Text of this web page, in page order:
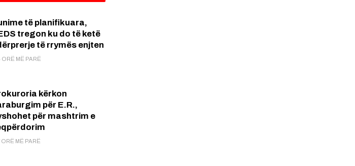
të planifikuara,
tregon ku do të ketë
të rrymës enjten
MË PARË
kërkon
për E.R.,
për mashtrim e
MË PARË